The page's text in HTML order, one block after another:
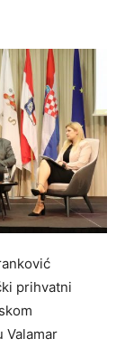
prihvatni
Valamar